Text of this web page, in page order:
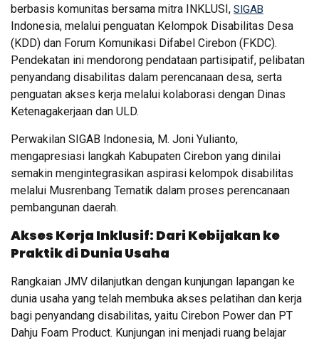
berbasis komunitas bersama mitra INKLUSI, SIGAB
Indonesia, melalui penguatan Kelompok Disabilitas Desa
(KDD) dan Forum Komunikasi Difabel Cirebon (FKDC).
Pendekatan ini mendorong pendataan partisipatif, pelibatan
penyandang disabilitas dalam perencanaan desa, serta
penguatan akses kerja melalui kolaborasi dengan Dinas
Ketenagakerjaan dan ULD.
Perwakilan SIGAB Indonesia, M. Joni Yulianto,
mengapresiasi langkah Kabupaten Cirebon yang dinilai
semakin mengintegrasikan aspirasi kelompok disabilitas
melalui Musrenbang Tematik dalam proses perencanaan
pembangunan daerah.
Akses Kerja Inklusif: Dari Kebijakan ke
Praktik di Dunia Usaha
Rangkaian JMV dilanjutkan dengan kunjungan lapangan ke
dunia usaha yang telah membuka akses pelatihan dan kerja
bagi penyandang disabilitas, yaitu Cirebon Power dan PT
Dahju Foam Product. Kunjungan ini menjadi ruang belajar